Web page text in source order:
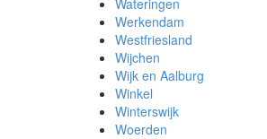
Wateringen
Werkendam
Westfriesland
Wijchen
Wijk en Aalburg
Winkel
Winterswijk
Woerden